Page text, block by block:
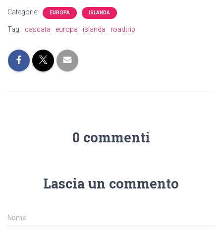
Categorie: EUROPA ISLANDA
Tag: cascata europa islanda roadtrip
0 commenti
Lascia un commento
Nome